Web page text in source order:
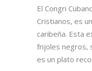
El Congri
Cristianos, es
caribeña. Esta
frijoles negros,
es un plato